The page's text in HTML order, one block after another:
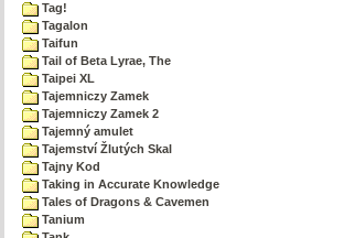
Tag!
Tagalon
Taifun
Tail of Beta Lyrae, The
Taipei XL
Tajemniczy Zamek
Tajemniczy Zamek 2
Tajemný amulet
Tajemství Žlutých Skal
Tajny Kod
Taking in Accurate Knowledge
Tales of Dragons & Cavemen
Tanium